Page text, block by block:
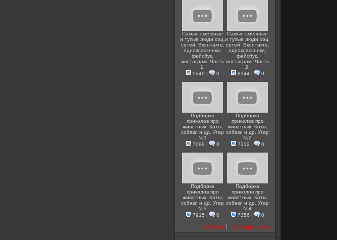
Самые смешные
и тупые люди соц.
сетей. Вконтакте,
одноклассники,
фейсбук,
инстаграм. Часть
1.
9249 | 0
Самые смешные
и тупые люди соц.
сетей. Вконтакте,
одноклассники,
фейсбук,
инстаграм. Часть
2.
8344| 0
Подборка
приколов про
животных. Коты,
собаки и др. Угар
№1
7099 | 0
Подборка
приколов про
животных. Коты,
собаки и др. Угар
№2
7312 | 0
Подборка
приколов про
животных. Коты,
собаки и др. Угар
№3
7915 | 0
Подборка
приколов про
животных. Коты,
собаки и др. Угар
№4
7356 | 0
добавить | посмотреть все